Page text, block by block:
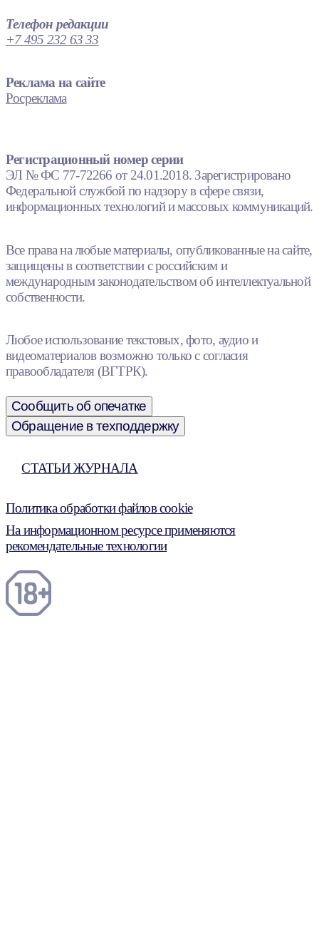
Телефон редакции
+7 495 232 63 33
Реклама на сайте
Росреклама
Регистрационный номер серии
ЭЛ № ФС 77-72266 от 24.01.2018. Зарегистрировано
Федеральной службой по надзору в сфере связи,
информационных технологий и массовых коммуникаций.
Все права на любые материалы, опубликованные на сайте,
защищены в соответствии с российским и
международным законодательством об интеллектуальной
собственности.
Любое использование текстовых, фото, аудио и
видеоматериалов возможно только с согласия
правообладателя (ВГТРК).
Сообщить об опечатке
Обращение в техподдержку
СТАТЬИ ЖУРНАЛА
Политика обработки файлов cookie
На информационном ресурсе применяются
рекомендательные технологии